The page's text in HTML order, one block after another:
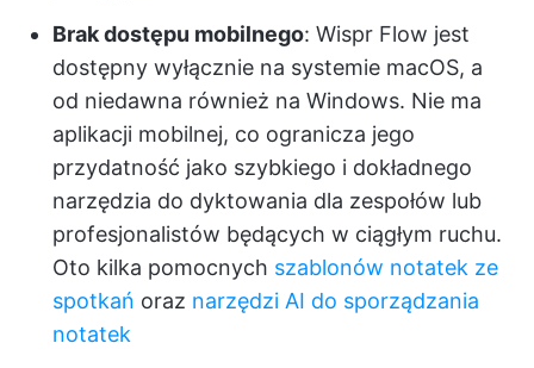
Brak dostępu mobilnego: Wispr Flow jest
dostępny wyłącznie na systemie macOS, a
od niedawna również na Windows. Nie ma
aplikacji mobilnej, co ogranicza jego
przydatność jako szybkiego i dokładnego
narzędzia do dyktowania dla zespołów lub
profesjonalistów będących w ciągłym ruchu.
Oto kilka pomocnych szablonów notatek ze
spotkań oraz narzędzi AI do sporządzania
notatek